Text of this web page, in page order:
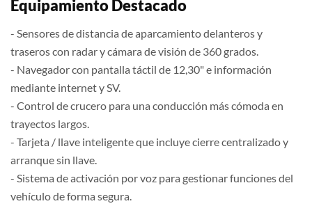
Equipamiento Destacado
- Sensores de distancia de aparcamiento delanteros y
traseros con radar y cámara de visión de 360 grados.
- Navegador con pantalla táctil de 12,30" e información
mediante internet y SV.
- Control de crucero para una conducción más cómoda en
trayectos largos.
- Tarjeta / llave inteligente que incluye cierre centralizado y
arranque sin llave.
- Sistema de activación por voz para gestionar funciones del
vehículo de forma segura.